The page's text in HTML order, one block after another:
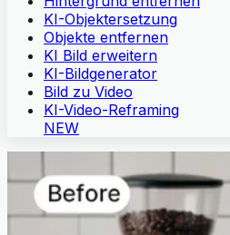
KI-Objektersetzung
Objekte entfernen
KI Bild erweitern
KI-Bildgenerator
Bild zu Video
KI-Video-Reframing
NEW